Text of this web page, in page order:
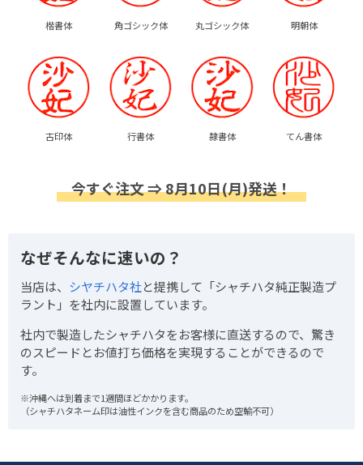
楷書体 角ゴシック体 丸ゴシック体 明朝体
古印体 行書体 隷書体 てん書体
今すぐ注文 ⇒ 8月10日(月)発送！
なぜそんなに速いの？
当店は、 シヤチハタ社と提携して「シャチハタ純正製造プ
ラント」を社内に設置しています。
社内で製造したシャチハタをお客様に直送するので、驚き
のスピードとお値打ち価格を実現することができるので
す。
※沖縄へは到着まで1週間ほどかかります。
（シャチハタネーム印は油性インクを含む商品のため空輸不可）